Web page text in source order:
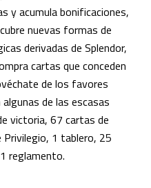
y acumula bonificaciones,
nuevas formas de
derivadas de Splendor,
cartas que conceden
de los favores
de las escasas
victoria, 67 cartas de
Privilegio, 1 tablero, 25
reglamento.